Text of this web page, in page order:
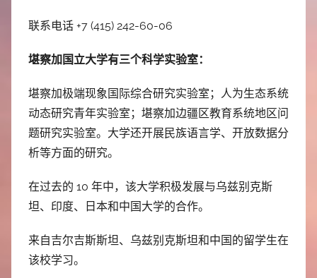
联系电话 +7 (415) 242-60-06
堪察加国立大学有三个科学实验室：
堪察加极端现象国际综合研究实验室；人为生态系统
动态研究青年实验室；堪察加边疆区教育系统地区问
题研究实验室。大学还开展民族语言学、开放数据分
析等方面的研究。
在过去的 10 年中，该大学积极发展与乌兹别克斯
坦、印度、日本和中国大学的合作。
来自吉尔吉斯斯坦、乌兹别克斯坦和中国的留学生在
该校学习。